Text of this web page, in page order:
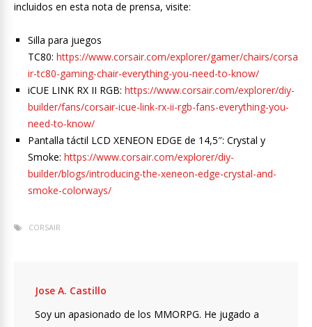
incluidos en esta nota de prensa, visite:
Silla para juegos
TC80: https://www.corsair.com/explorer/gamer/chairs/corsa
ir-tc80-gaming-chair-everything-you-need-to-know/
iCUE LINK RX II RGB: https://www.corsair.com/explorer/diy-
builder/fans/corsair-icue-link-rx-ii-rgb-fans-everything-you-
need-to-know/
Pantalla táctil LCD XENEON EDGE de 14,5″: Crystal y
Smoke: https://www.corsair.com/explorer/diy-
builder/blogs/introducing-the-xeneon-edge-crystal-and-
smoke-colorways/
CORSAIR
Jose A. Castillo
Soy un apasionado de los MMORPG. He jugado a